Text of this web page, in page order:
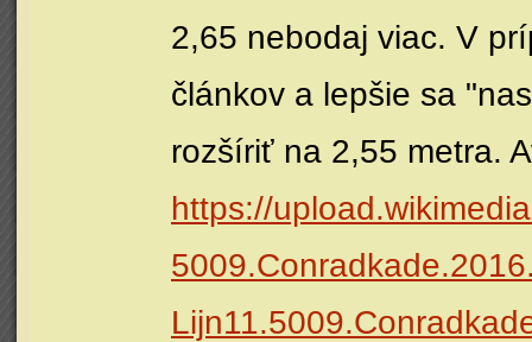
2,65 nebodaj viac. V
článkov a lepšie sa
rozšíriť na 2,55 metra.
https://